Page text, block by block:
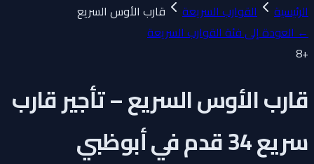
الرئيسية
القوارب السريعة
قارب الأوس السريع
←العودة إلى فئة القوارب السريعة
8
قارب الأوس السريع – تأجير قارب
سريع 34 قدم في أبوظبي